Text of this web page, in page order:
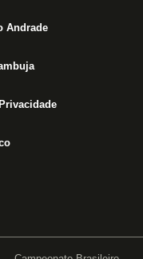
Andrade
Igor